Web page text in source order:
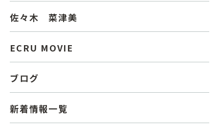
佐々木 菜津美
ECRU MOVIE
ブログ
新着情報一覧